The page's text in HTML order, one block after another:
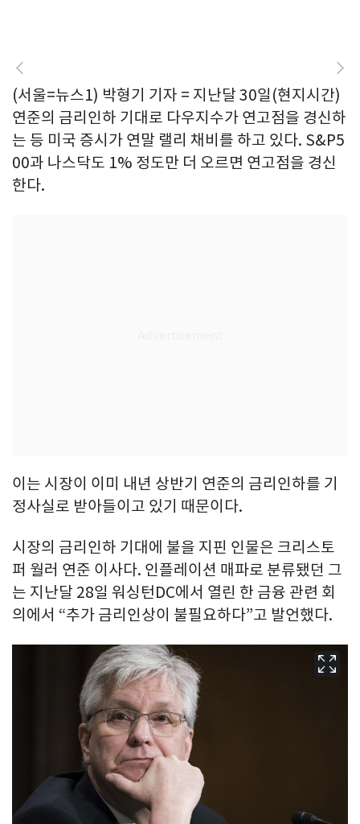
(서울=뉴스1) 박형기 기자 = 지난달 30일(현지시간)
연준의 금리인하 기대로 다우지수가 연고점을 경신하
는 등 미국 증시가 연말 랠리 채비를 하고 있다. S&P5
00과 나스닥도 1% 정도만 더 오르면 연고점을 경신
한다.
이는 시장이 이미 내년 상반기 연준의 금리인하를 기
정사실로 받아들이고 있기 때문이다.
시장의 금리인하 기대에 불을 지핀 인물은 크리스토
퍼 월러 연준 이사다. 인플레이션 매파로 분류됐던 그
는 지난달 28일 워싱턴DC에서 열린 한 금융 관련 회
의에서 “추가 금리인상이 불필요하다”고 발언했다.